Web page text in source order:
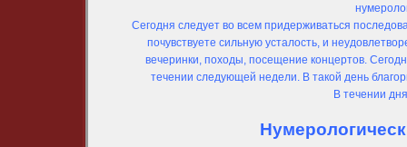
Сегодня следует во всем придерживаться
почувствуете сильную усталость, и
вечеринки, походы, посещение концертов.
течении следующей недели. В такой день
В течении